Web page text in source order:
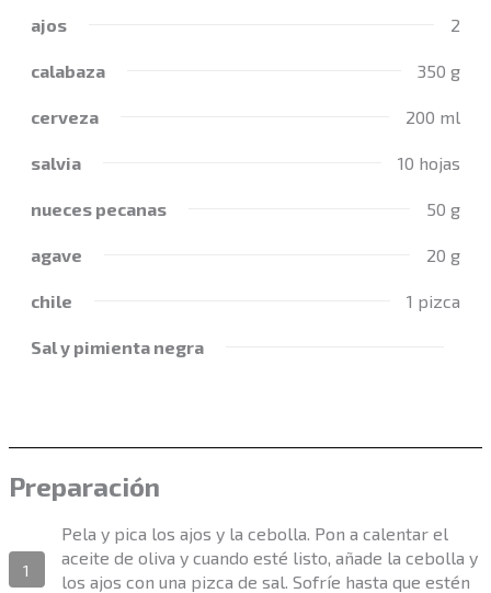
ajos 2
calabaza 350 g
cerveza 200 ml
salvia 10 hojas
nueces pecanas 50 g
agave 20 g
chile 1 pizca
Sal y pimienta negra
Preparación
1
Pela y pica los ajos y la cebolla. Pon a calentar el
aceite de oliva y cuando esté listo, añade la cebolla y
los ajos con una pizca de sal. Sofríe hasta que estén